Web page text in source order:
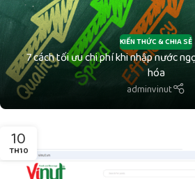
KIẾN THỨC & CHIA SẺ
7 cách tối ưu chi phí khi nhập nước
hóa
adminvinut
10
TH10